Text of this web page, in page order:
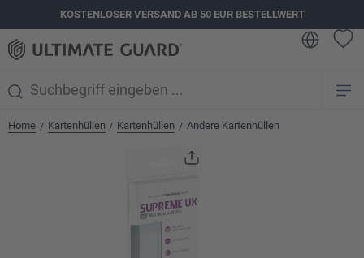
springenKOSTENLOSER VERSAND AB 50 EUR BESTELLWERT
Home / Kartenhüllen / Kartenhüllen / Andere Kartenhüllen